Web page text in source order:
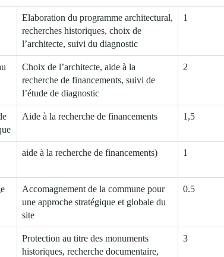
Elaboration du programme architectural,
recherches historiques, choix de
l’architecte, suivi du diagnostic
1
Choix de l’architecte, aide à la
recherche de financements, suivi de
l’étude de diagnostic
2
Aide à la recherche de financements 1,5
aide à la recherche de financements) 1
Accomagnement de la commune pour
une approche stratégique et globale du
site
0.5
Protection au titre des monuments
historiques, recherche documentaire,
3